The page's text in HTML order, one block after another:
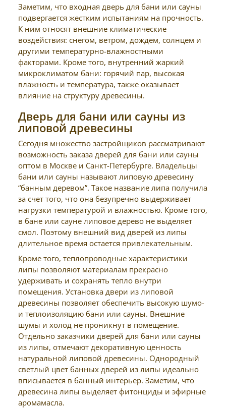
Заметим, что входная дверь для бани или сауны
подвергается жестким испытаниям на прочность.
К ним относят внешние климатические
воздействия: снегом, ветром, дождем, солнцем и
другими температурно-влажностными
факторами. Кроме того, внутренний жаркий
микроклиматом бани: горячий пар, высокая
влажность и температура, также оказывает
влияние на структуру древесины.
Дверь для бани или сауны из
липовой древесины
Сегодня множество застройщиков рассматривают
возможность заказа дверей для бани или сауны
оптом в Москве и Санкт-Петербурге. Владельцы
бани или сауны называют липовую древесину
“банным деревом”. Такое название липа получила
за счет того, что она безупречно выдерживает
нагрузки температурой и влажностью. Кроме того,
в бане или сауне липовое дерево не выделяет
смол. Поэтому внешний вид дверей из липы
длительное время остается привлекательным.
Кроме того, теплопроводные характеристики
липы позволяют материалам прекрасно
удерживать и сохранять тепло внутри
помещения. Установка двери из липовой
древесины позволяет обеспечить высокую шумо-
и теплоизоляцию бани или сауны. Внешние
шумы и холод не проникнут в помещение.
Отдельно заказчики дверей для бани или сауны
из липы, отмечают декоративную ценность
натуральной липовой древесины. Однородный
светлый цвет банных дверей из липы идеально
вписывается в банный интерьер. Заметим, что
древесина липы выделяет фитонциды и эфирные
аромамасла.